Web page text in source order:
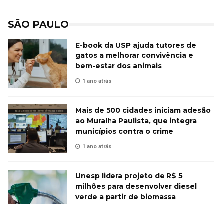
SÃO PAULO
E-book da USP ajuda tutores de
gatos a melhorar convivência e
bem-estar dos animais
1 ano atrás
Mais de 500 cidades iniciam adesão
ao Muralha Paulista, que integra
municípios contra o crime
1 ano atrás
Unesp lidera projeto de R$ 5
milhões para desenvolver diesel
verde a partir de biomassa